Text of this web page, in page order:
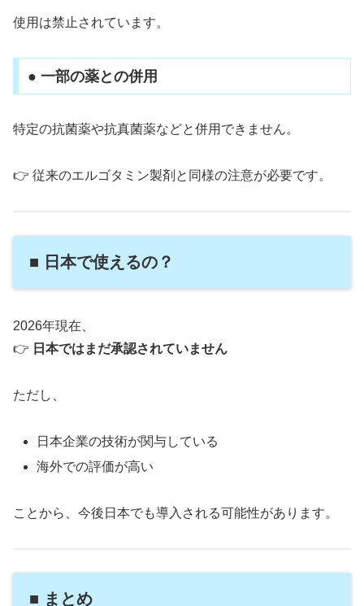
使用は禁止されています。
● 一部の薬との併用
特定の抗菌薬や抗真菌薬などと併用できません。
👉 従来のエルゴタミン製剤と同様の注意が必要です。
■ 日本で使えるの？
2026年現在、
👉 日本ではまだ承認されていません
ただし、
日本企業の技術が関与している
海外での評価が高い
ことから、今後日本でも導入される可能性があります。
■ まとめ